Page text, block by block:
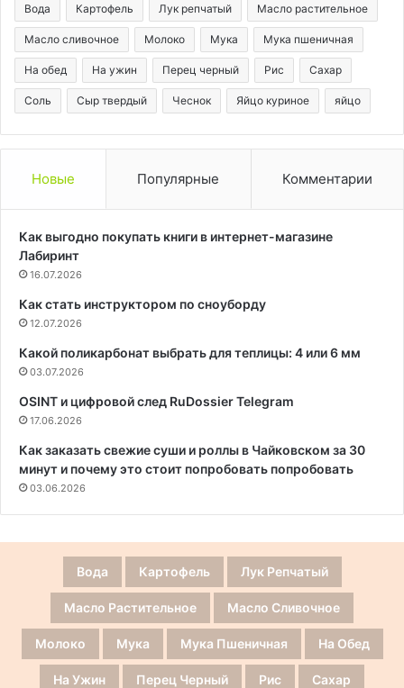
Вода Картофель Лук репчатый Масло растительное
Масло сливочное Молоко Мука Мука пшеничная
На обед На ужин Перец черный Рис Сахар
Соль Сыр твердый Чеснок Яйцо куриное яйцо
Новые Популярные Комментарии
Как выгодно покупать книги в интернет-магазине
Лабиринт
16.07.2026
Как стать инструктором по сноуборду
12.07.2026
Какой поликарбонат выбрать для теплицы: 4 или 6 мм
03.07.2026
OSINT и цифровой след RuDossier Telegram
17.06.2026
Как заказать свежие суши и роллы в Чайковском за 30
минут и почему это стоит попробовать попробовать
03.06.2026
Вода Картофель Лук Репчатый
Масло Растительное Масло Сливочное
Молоко Мука Мука Пшеничная На Обед
На Ужин Перец Черный Рис Сахар